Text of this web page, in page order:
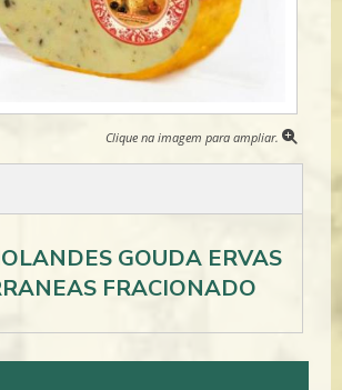
Clique na imagem para ampliar.
GOUDA ERVAS
FRACIONADO